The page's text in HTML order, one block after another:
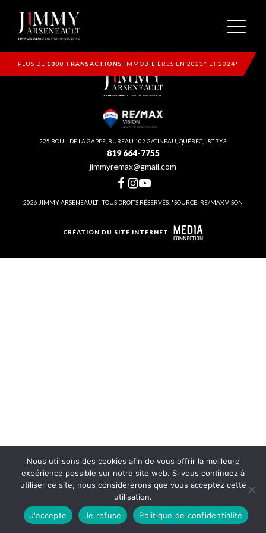
PLUS DE 1000 TRANSACTIONS IMMOBILIÈRES EN 2023* ET 2024*
225 BOUL. DE LA GAPPE, BUREAU 102 GATINEAU, QUÉBEC, J8T 7Y3
819 664-7755
jimmyremax@gmail.com
2026 JIMMY ARSENEAULT - TOUS DROITS RÉSERVÉS. *SOURCE: RE/MAX VISON
CRÉATION DU SITE INTERNET
Nous utilisons des cookies afin de vous offrir la meilleure
expérience possible sur notre site web. Si vous continuez à
utiliser ce site, nous considérerons que vous acceptez cette
utilisation.
J'accepte
Je refuse Politique de confidentialité